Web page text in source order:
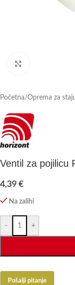
Početna/Oprema za
Ventil za pojilicu
4,39 €
Na zalihi
- +